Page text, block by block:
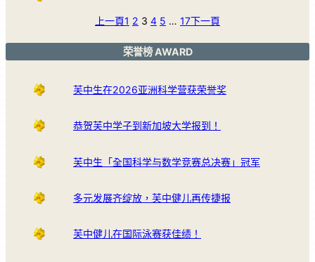
上一頁1 2 3 4 5 … 17下一頁
荣誉榜 AWARD
芙中生在2026亚洲科学营获荣誉奖
恭贺芙中学子到新加坡大学报到！
芙中生「全国科学与数学竞赛总决赛」冠军
多元发展齐绽放，芙中健儿再传捷报
芙中健儿在国际泳赛获佳绩！